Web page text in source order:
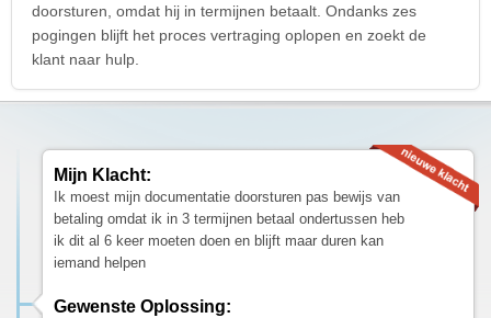
doorsturen, omdat hij in termijnen betaalt. Ondanks zes
pogingen blijft het proces vertraging oplopen en zoekt de
klant naar hulp.
Mijn Klacht:
Ik moest mijn documentatie doorsturen pas bewijs van
betaling omdat ik in 3 termijnen betaal ondertussen heb
ik dit al 6 keer moeten doen en blijft maar duren kan
iemand helpen
Gewenste Oplossing: